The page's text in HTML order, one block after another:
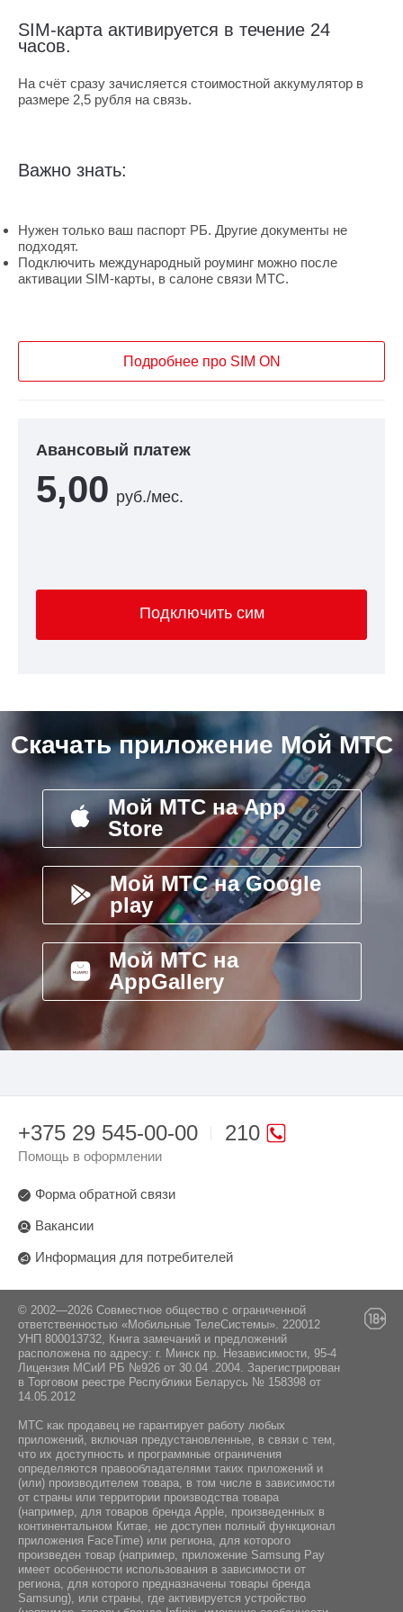
SIM-карта активируется в течение 24
часов.
На счёт сразу зачисляется стоимостной аккумулятор в
размере 2,5 рубля на связь.
Важно знать:
Нужен только ваш паспорт РБ. Другие документы не
подходят.
Подключить международный роуминг можно после
активации SIM-карты, в салоне связи МТС.
Подробнее про SIM ON
Авансовый платеж
5,00руб./мес.
Подключить сим
Скачать приложение Мой МТС
Мой МТС на App
Store
Мой МТС на Google
play
Мой МТС на
AppGallery
210
+375 29 545-00-00
Помощь в оформлении
Форма обратной связи
Вакансии
Информация для потребителей
© 2002—2026 Совместное общество с ограниченной
ответственностью «Мобильные ТелеСистемы». 220012
УНП 800013732, Книга замечаний и предложений
расположена по адресу: г. Минск пр. Независимости, 95-4
Лицензия МСиИ РБ №926 от 30.04 .2004. Зарегистрирован
в Торговом реестре Республики Беларусь № 158398 от
14.05.2012
МТС как продавец не гарантирует работу любых
приложений, включая предустановленные, в связи с тем,
что их доступность и программные ограничения
определяются правообладателями таких приложений и
(или) производителем товара, в том числе в зависимости
от страны или территории производства товара
(например, для товаров бренда Apple, произведенных в
континентальном Китае, не доступен полный функционал
приложения FaceTime) или региона, для которого
произведен товар (например, приложение Samsung Pay
имеет особенности использования в зависимости от
региона, для которого предназначены товары бренда
Samsung), или страны, где активируется устройство